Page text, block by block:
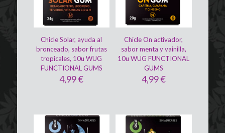
Chicle Solar, ayuda al
bronceado, sabor frutas
tropicales, 10u WUG
FUNCTIONAL GUMS
4,99€
Chicle On activador,
sabor menta y vainilla,
10u WUG FUNCTIONAL
GUMS
4,99€